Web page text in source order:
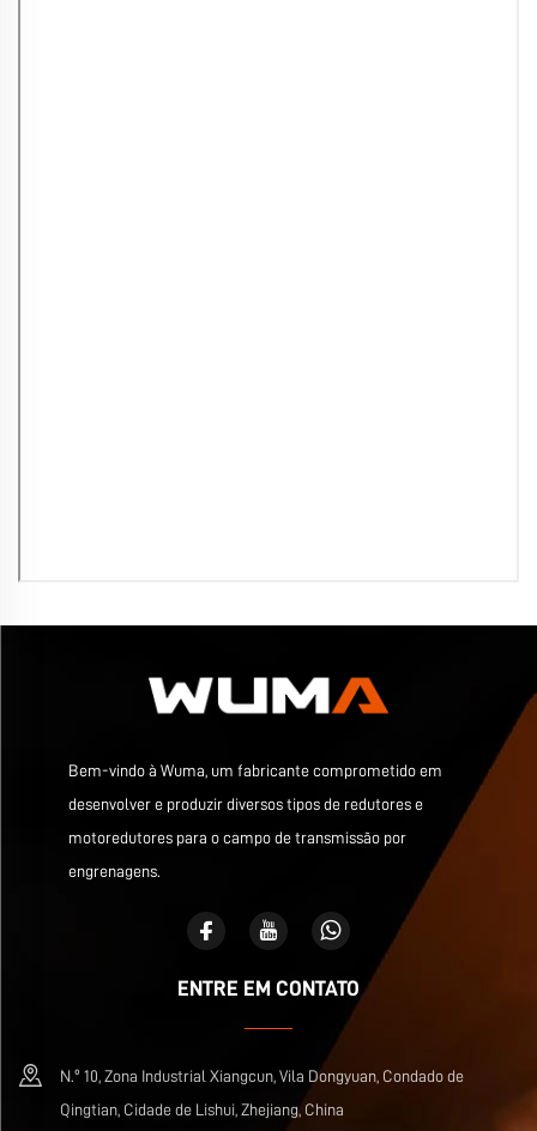
Bem-vindo à Wuma, um fabricante comprometido em
desenvolver e produzir diversos tipos de redutores e
motoredutores para o campo de transmissão por
engrenagens.
ENTRE EM CONTATO
N.º 10, Zona Industrial Xiangcun, Vila Dongyuan, Condado de
Qingtian, Cidade de Lishui, Zhejiang, China